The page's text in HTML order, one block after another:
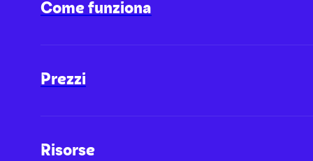
Come funziona
Prezzi
Risorse